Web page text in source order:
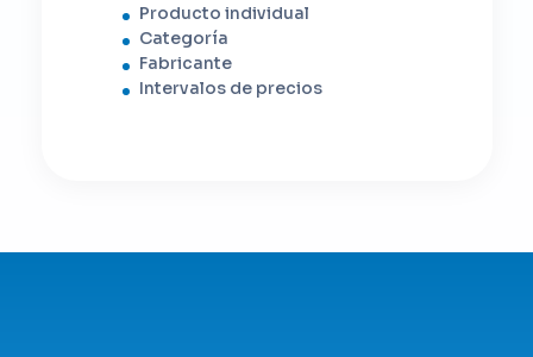
Producto individual
Categoría
Fabricante
Intervalos de precios